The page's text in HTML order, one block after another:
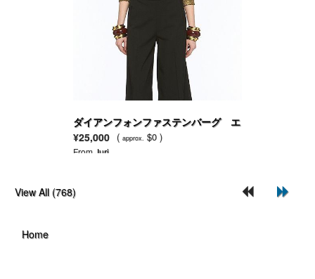
ダイアンフォンファステンバーグ エ
ニオラ ゴールド トップ
¥25,000 ( approx. $0 )
From Juri
View All (768)
Home